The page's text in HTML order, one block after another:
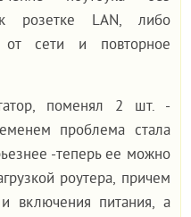
розетке LAN, либо
от сети и повторное
поменял 2 шт. -
проблема стала
-теперь ее можно
роутера, причем
включения питания, а